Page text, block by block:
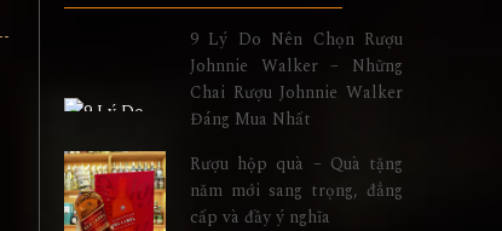
9 Lý Do Nên Chọn Rượu
Johnnie Walker – Những
Chai Rượu Johnnie Walker
Đáng Mua Nhất
Rượu hộp quà – Quà tặng
năm mới sang trọng, đẳng
cấp và đầy ý nghĩa